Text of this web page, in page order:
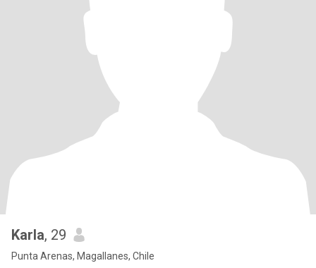
Karla, 29
Punta Arenas, Magallanes, Chile